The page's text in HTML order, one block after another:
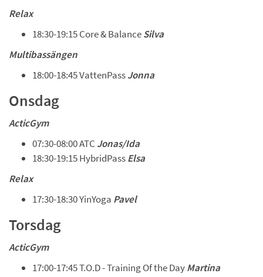
Relax
18:30-19:15 Core & Balance Silva
Multibassängen
18:00-18:45 VattenPass Jonna
Onsdag
ActicGym
07:30-08:00 ATC Jonas/Ida
18:30-19:15 HybridPass Elsa
Relax
17:30-18:30 YinYoga Pavel
Torsdag
ActicGym
17:00-17:45 T.O.D - Training Of the Day Martina